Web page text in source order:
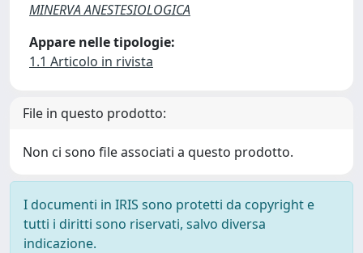
MINERVA ANESTESIOLOGICA
Appare nelle tipologie:
1.1 Articolo in rivista
File in questo prodotto:
Non ci sono file associati a questo prodotto.
I documenti in IRIS sono protetti da copyright e
tutti i diritti sono riservati, salvo diversa
indicazione.